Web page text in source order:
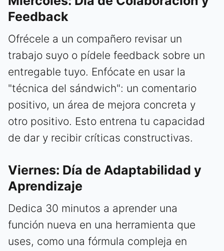
Feedback
Ofrécele a un compañero revisar un
trabajo suyo o pídele feedback sobre un
entregable tuyo. Enfócate en usar la
"técnica del sándwich": un comentario
positivo, un área de mejora concreta y
otro positivo. Esto entrena tu capacidad
de dar y recibir críticas constructivas.
Viernes: Día de Adaptabilidad y
Aprendizaje
Dedica 30 minutos a aprender una
función nueva en una herramienta que
uses, como una fórmula compleja en